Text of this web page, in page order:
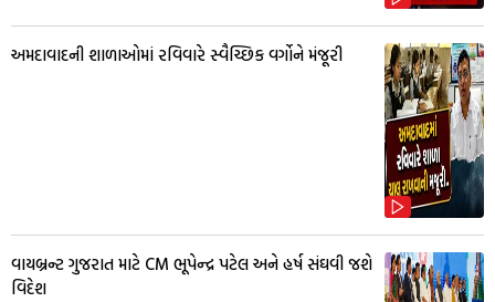
અમદાવાદની શાળાઓમાં રવિવારે સ્વૈચ્છિક વર્ગોને મંજૂરી
વાયબ્રન્ટ ગુજરાત માટે CM ભૂપેન્દ્ર પટેલ અને હર્ષ સંઘવી જશે
વિદેશ